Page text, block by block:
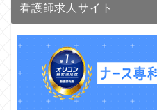
看護師求人サイト